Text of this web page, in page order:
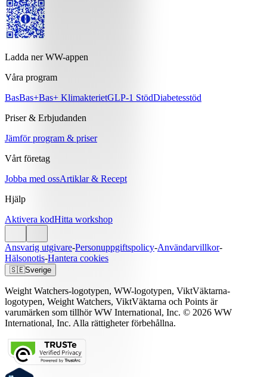
Ladda ner WW-appen
Våra program
BasBas+Bas+ KlimakterietGLP-1 StödDiabetesstöd
Priser & Erbjudanden
Jämför program & priser
Vårt företag
Jobba med ossArtiklar & Recept
Hjälp
Aktivera kodHitta workshop
Ansvarig utgivare-Personuppgiftspolicy-Användarvillkor-
Hälsonotis-Hantera cookies
🇸🇪Sverige
Weight Watchers-logotypen, WW-logotypen, ViktVäktarna-
logotypen, Weight Watchers, ViktVäktarna och Points är
varumärken som tillhör WW International, Inc. © 2026 WW
International, Inc. Alla rättigheter förbehållna.